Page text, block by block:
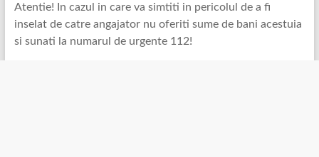
Atentie! In cazul in care va simtiti in pericolul de a fi
inselat de catre angajator nu oferiti sume de bani acestuia
si sunati la numarul de urgente 112!